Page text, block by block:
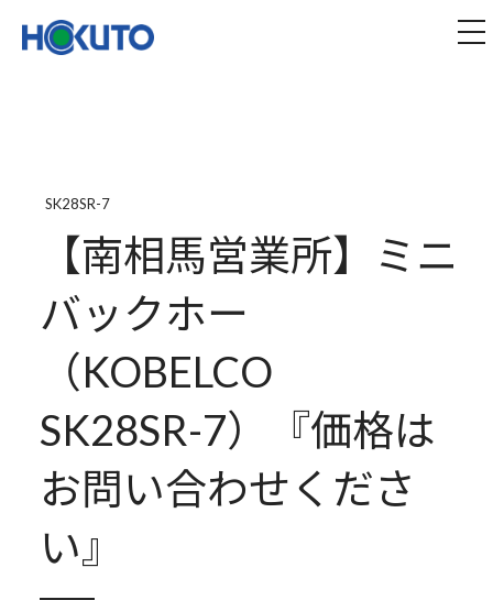
SK28SR-7
【南相馬営業所】ミニ
バックホー
（KOBELCO
SK28SR-7）『価格は
お問い合わせくださ
い』